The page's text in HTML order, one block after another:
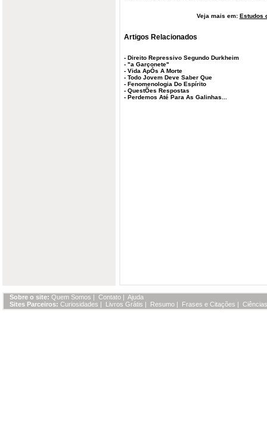
Veja mais em: Estudos
Artigos Relacionados
- Direito Repressivo Segundo Durkheim
- "a Garçonete"
- Vida ApÓs A Morte
- Todo Jovem Deve Saber Que
- Fenomenologia Do Espírito
- QuestÕes Respostas
- Perdemos Até Para As Galinhas...
Sobre o site: Quem Somos | Contato | Ajuda
Sites Parceiros: Curiosidades | Livros Grátis | Resumo | Frases e Citações |